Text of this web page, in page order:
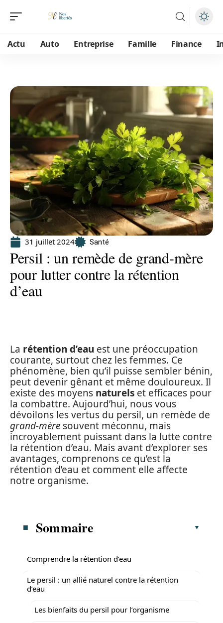
Actu Auto Entreprise Famille Finance
31 juillet 2024 Santé
Persil : un remède de grand-mère
pour lutter contre la rétention
d’eau
La rétention d’eau est une préoccupation
courante, surtout chez les femmes. Ce
phénomène, bien qu’il puisse sembler bénin,
peut devenir gênant et même douloureux. Il
existe des moyens naturels et efficaces pour
la combattre. Aujourd’hui, nous vous
dévoilons les vertus du persil, un remède de
grand-mère souvent méconnu, mais
incroyablement puissant dans la lutte contre
la rétention d’eau. Mais avant d’explorer ses
avantages, comprenons ce qu’est la
rétention d’eau et comment elle affecte
notre organisme.
Sommaire
Comprendre la rétention d’eau
Le persil : un allié naturel contre la rétention
d’eau
Les bienfaits du persil pour l’organisme